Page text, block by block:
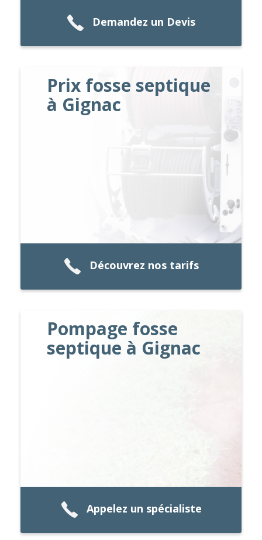
Demandez un Devis
Prix fosse septique
à Gignac
Découvrez nos tarifs
Pompage fosse
septique à Gignac
Appelez un spécialiste